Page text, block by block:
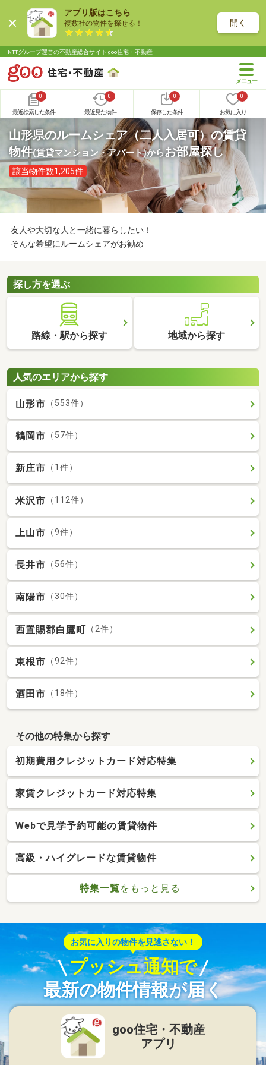
アプリ版はこちら
複数社の物件を探せる！ 開く
NTTグループ運営の不動産総合サイト goo住宅・不動産
0
最近検索した条件
0
最近見た物件
0
保存した条件
0
お気に入り
山形県のルームシェア（二人入居可）の賃貸
物件(賃貸マンション・アパート)からお部屋探し
該当物件数1,205件
友人や大切な人と一緒に暮らしたい！
そんな希望にルームシェアがお勧め
探し方を選ぶ
路線・駅から探す 地域から探す
人気のエリアから探す
山形市 （553件）
鶴岡市 （57件）
新庄市 （1件）
米沢市 （112件）
上山市 （9件）
長井市 （56件）
南陽市 （30件）
西置賜郡白鷹町 （2件）
東根市 （92件）
酒田市 （18件）
その他の特集から探す
初期費用クレジットカード対応特集
家賃クレジットカード対応特集
Webで見学予約可能の賃貸物件
高級・ハイグレードな賃貸物件
特集一覧をもっと見る
お気に入りの物件を見逃さない！
プッシュ通知で
最新の物件情報が届く
goo住宅・不動産
アプリ